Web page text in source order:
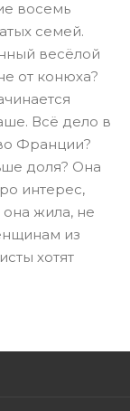
восемь
семей.
весёлой
от конюха?
Всё дело в
Франции?
доля? Она
интерес,
жила, не
из
хотят